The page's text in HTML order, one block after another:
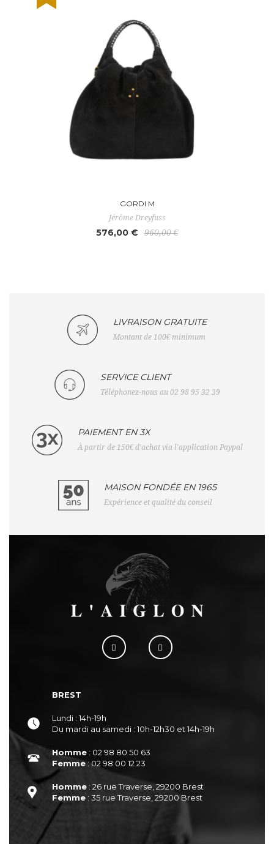
GORDI M
Jérôme Dreyfuss
576,00 € 960,00 €
LIVRAISON GRATUITE
Montant de 100€ minimum
SERVICE CLIENT
Téléphonez-nous au 02 98 95 32 39
PAIEMENT EN 3X
À partir de 150€ d'achat via l'application Paypal
MAISON FONDÉE EN 1965
Expérience et qualité du conseil
BREST
Lundi : 14h-19h
Du mardi au samedi : 10h-12h30 et 14h-19h
Homme : 02 98 80 50 63
Femme: 02 98 00 12 23
Homme : 26 rue Traverse, 29200 Brest
Femme : 35 rue Traverse, 29200 Brest